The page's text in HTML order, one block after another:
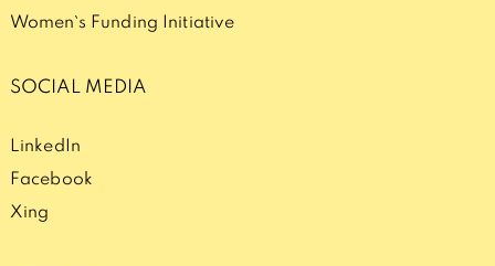
Women`s Funding Initiative
SOCIAL MEDIA
LinkedIn
Facebook
Xing